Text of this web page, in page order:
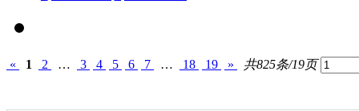
« 1 2 … 3 4 5 6 7 … 18 19 » 共825条/19页